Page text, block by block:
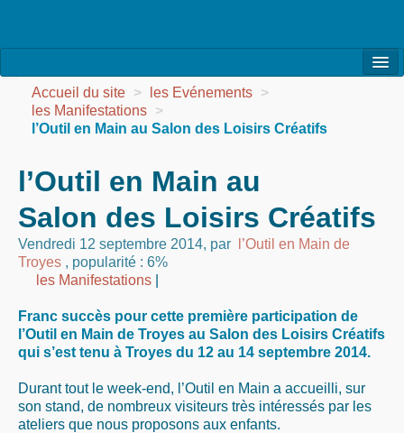
l’Association
la Vie de l’Association
les Réalisations
Agenda
Contact
Accueil du site > les Evénements >
les Manifestations >
l’Outil en Main au Salon des Loisirs Créatifs
l’Outil en Main au
Salon des Loisirs Créatifs
Vendredi 12 septembre 2014, par
l’Outil en Main de
Troyes , popularité : 6%
les Manifestations
Franc succès pour cette première participation de
l’Outil en Main de Troyes au Salon des Loisirs Créatifs
qui s’est tenu à Troyes du 12 au 14 septembre 2014.
Durant tout le week-end, l’Outil en Main a accueilli, sur
son stand, de nombreux visiteurs très intéressés par les
ateliers que nous proposons aux enfants.